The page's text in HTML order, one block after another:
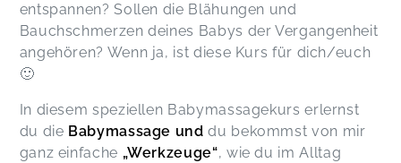
entspannen? Sollen die Blähungen und
Bauchschmerzen deines Babys der Vergangenheit
angehören? Wenn ja, ist diese Kurs für dich/euch
🙂
In diesem speziellen Babymassagekurs erlernst
du die Babymassage und du bekommst von mir
ganz einfache „Werkzeuge“, wie du im Alltag